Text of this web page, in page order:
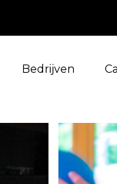
Bedrijven